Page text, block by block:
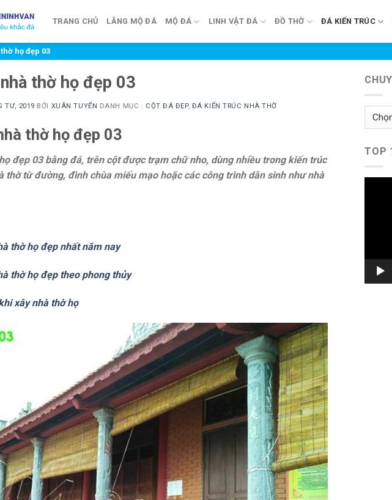
TRANG CHỦ LĂNG MỘ ĐÁ MỘ ĐÁ LINH VẬT ĐÁ ĐỒ THỜ ĐÁ KIẾN TRÚC
họ đẹp 03
thờ họ đẹp 03
TƯ, 2019 BỞI XUÂN TUYỂN DANH MỤC : CỘT ĐÁ ĐẸP, ĐÁ KIẾN TRÚC NHÀ THỜ
thờ họ đẹp 03
đẹp 03 bằng đá, trên cột được trạm chữ nho, dùng nhiều trong kiến trúc
thờ từ đường, đình chùa miếu mạo hoặc các công trình dân sinh như nhà
thờ họ đẹp nhất năm nay
thờ họ đẹp theo phong thủy
xây nhà thờ họ
Chuyên
mục
TOP